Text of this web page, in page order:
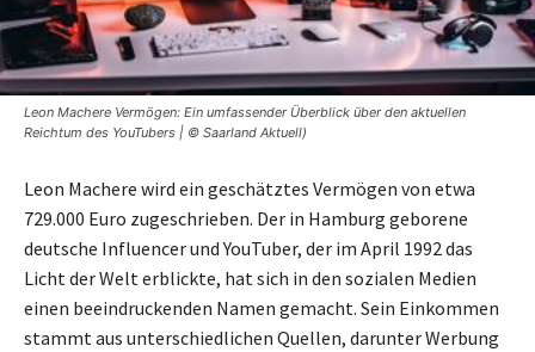
Leon Machere Vermögen: Ein umfassender Überblick über den aktuellen
Reichtum des YouTubers | © Saarland Aktuell)
Leon Machere wird ein geschätztes Vermögen von etwa
729.000 Euro zugeschrieben. Der in Hamburg geborene
deutsche Influencer und YouTuber, der im April 1992 das
Licht der Welt erblickte, hat sich in den sozialen Medien
einen beeindruckenden Namen gemacht. Sein Einkommen
stammt aus unterschiedlichen Quellen, darunter Werbung